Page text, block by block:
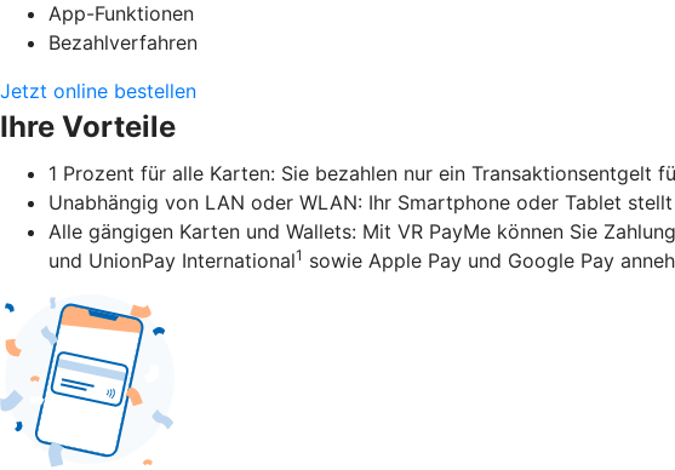
App-Funktionen
Bezahlverfahren
Jetzt online bestellen
Ihre Vorteile
1 Prozent für alle Karten: Sie bezahlen nur ein Transaktionsentgelt
Unabhängig von LAN oder WLAN: Ihr Smartphone oder Tablet
Alle gängigen Karten und Wallets: Mit VR PayMe können Sie
und UnionPay International1 sowie Apple Pay und Google Pay